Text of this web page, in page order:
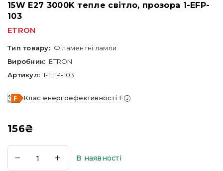
15W E27 3000K тепле світло, прозора 1-EFP-
103
ETRON
Тип товару: Філаментні лампи
Виробник: ETRON
Артикул: 1-EFP-103
Клас енергоефективності F
156₴
В наявності